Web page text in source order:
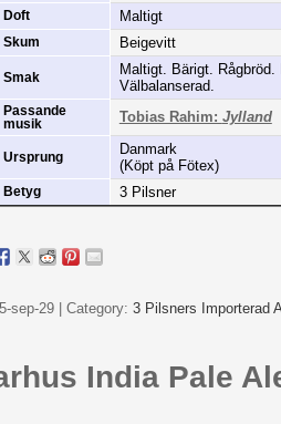
Doft Maltigt
Skum Beigevitt
Smak
Maltigt. Bärigt. Rågbröd.
Välbalanserad.
Passande
musik
Tobias Rahim: Jylland
Ursprung
Danmark
(Köpt på Fötex)
Betyg 3 Pilsner
sep-29 | Category: 3 Pilsners Importerad
India Pale